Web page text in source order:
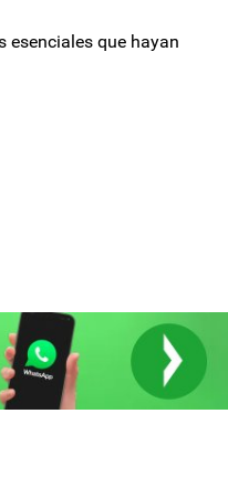
esenciales que hayan